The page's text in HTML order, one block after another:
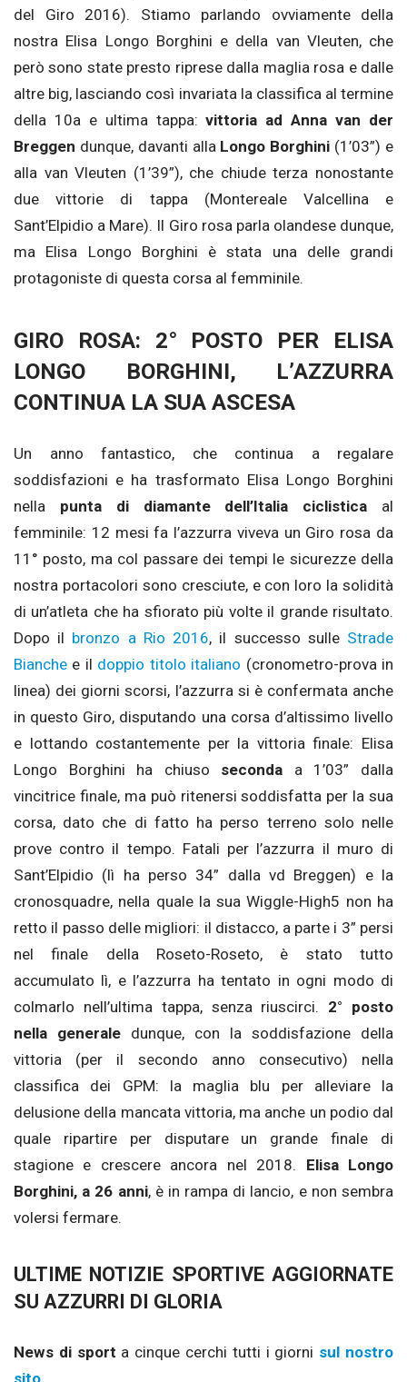
del Giro 2016). Stiamo parlando ovviamente della
nostra Elisa Longo Borghini e della van Vleuten, che
però sono state presto riprese dalla maglia rosa e dalle
altre big, lasciando così invariata la classifica al termine
della 10a e ultima tappa:vittoria ad Anna van der
Breggen dunque, davanti alla Longo Borghini (1’03”) e
alla van Vleuten (1’39”), che chiude terza nonostante
due vittorie di tappa (Montereale Valcellina e
Sant’Elpidio a Mare). Il Giro rosa parla olandese dunque,
ma Elisa Longo Borghini è stata una delle grandi
protagoniste di questa corsa al femminile.
GIRO ROSA: 2° POSTO PER ELISA
LONGO BORGHINI, L’AZZURRA
CONTINUA LA SUA ASCESA
Un anno fantastico, che continua a regalare
soddisfazioni e ha trasformato Elisa Longo Borghini
nella punta di diamante dell’Italia ciclistica al
femminile: 12 mesi fa l’azzurra viveva un Giro rosa da
11° posto, ma col passare dei tempi le sicurezze della
nostra portacolori sono cresciute, e con loro la solidità
di un’atleta che ha sfiorato più volte il grande risultato.
Dopo il bronzo a Rio 2016, il successo sulleStrade
Bianche e il doppio titolo italiano (cronometro-prova in
linea) dei giorni scorsi, l’azzurra si è confermata anche
in questo Giro, disputando una corsa d’altissimo livello
e lottando costantemente per la vittoria finale: Elisa
Longo Borghini ha chiuso seconda a 1’03” dalla
vincitrice finale, ma può ritenersi soddisfatta per la sua
corsa, dato che di fatto ha perso terreno solo nelle
prove contro il tempo. Fatali per l’azzurra il muro di
Sant’Elpidio (lì ha perso 34” dalla vd Breggen) e la
cronosquadre, nella quale la sua Wiggle-High5 non ha
retto il passo delle migliori: il distacco, a parte i 3” persi
nel finale della Roseto-Roseto, è stato tutto
accumulato lì, e l’azzurra ha tentato in ogni modo di
colmarlo nell’ultima tappa, senza riuscirci. 2° posto
nella generale dunque, con la soddisfazione della
vittoria (per il secondo anno consecutivo) nella
classifica dei GPM: la maglia blu per alleviare la
delusione della mancata vittoria, ma anche un podio dal
quale ripartire per disputare un grande finale di
stagione e crescere ancora nel 2018. Elisa Longo
Borghini, a 26 anni, è in rampa di lancio, e non sembra
volersi fermare.
ULTIME NOTIZIE SPORTIVE AGGIORNATE
SU AZZURRI DI GLORIA
News di sport a cinque cerchi tutti i giorni sul nostro
sito